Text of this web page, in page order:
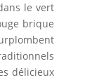
le vert
brique
délicieux